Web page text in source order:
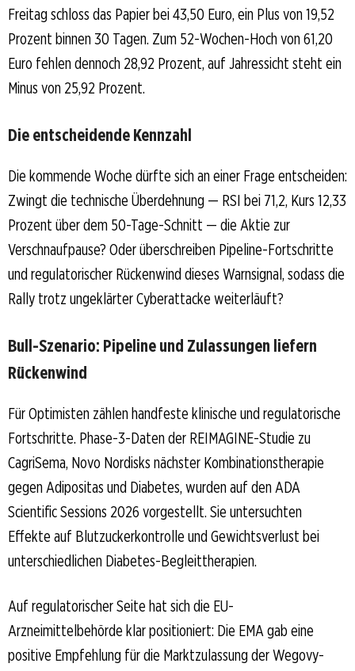
Freitag schloss das Papier bei 43,50 Euro, ein Plus von 19,52
Prozent binnen 30 Tagen. Zum 52-Wochen-Hoch von 61,20
Euro fehlen dennoch 28,92 Prozent, auf Jahressicht steht ein
Minus von 25,92 Prozent.
Die entscheidende Kennzahl
Die kommende Woche dürfte sich an einer Frage entscheiden:
Zwingt die technische Überdehnung — RSI bei 71,2, Kurs 12,33
Prozent über dem 50-Tage-Schnitt — die Aktie zur
Verschnaufpause? Oder überschreiben Pipeline-Fortschritte
und regulatorischer Rückenwind dieses Warnsignal, sodass die
Rally trotz ungeklärter Cyberattacke weiterläuft?
Bull-Szenario: Pipeline und Zulassungen liefern
Rückenwind
Für Optimisten zählen handfeste klinische und regulatorische
Fortschritte. Phase-3-Daten der REIMAGINE-Studie zu
CagriSema, Novo Nordisks nächster Kombinationstherapie
gegen Adipositas und Diabetes, wurden auf den ADA
Scientific Sessions 2026 vorgestellt. Sie untersuchten
Effekte auf Blutzuckerkontrolle und Gewichtsverlust bei
unterschiedlichen Diabetes-Begleittherapien.
Auf regulatorischer Seite hat sich die EU-
Arzneimittelbehörde klar positioniert: Die EMA gab eine
positive Empfehlung für die Marktzulassung der Wegovy-